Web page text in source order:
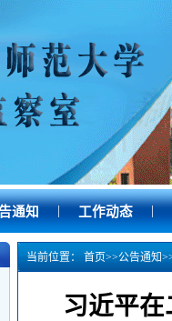
通知 | 工作动态 |
当前位置： 首页>>公告通知
习近平